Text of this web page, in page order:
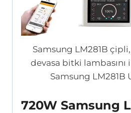
Samsung LM281B
devasa bitki
Samsung LM281B
720W Samsung